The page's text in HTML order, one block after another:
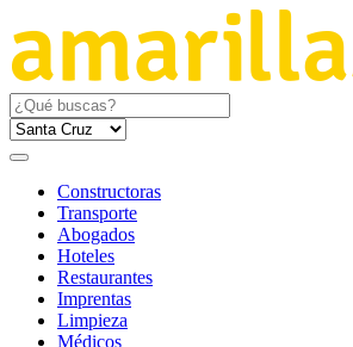
Constructoras
Transporte
Abogados
Hoteles
Restaurantes
Imprentas
Limpieza
Médicos